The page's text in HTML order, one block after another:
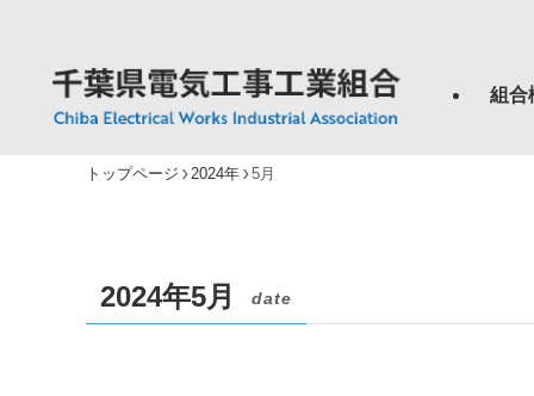
組合
トップページ 2024年 5月
2024年5月 date